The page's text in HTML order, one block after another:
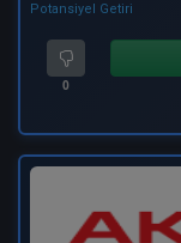
Potansiyel Getiri
0